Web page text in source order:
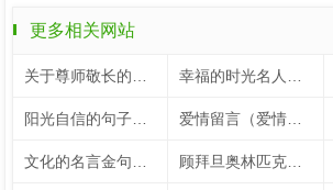
更多相关网站